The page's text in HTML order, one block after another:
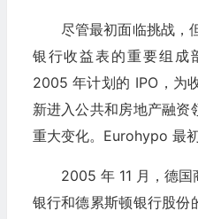
尽管最初面临挑战，
银行收益表的重要组成
2005 年计划的 IPO，为
新进入公共和房地产融资
重大变化。Eurohypo 最
2005 年 11 月，德
银行和德累斯顿银行股份